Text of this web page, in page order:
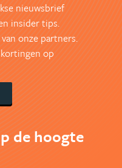
nieuwsbrief
insider tips.
onze partners.
op
de hoogte